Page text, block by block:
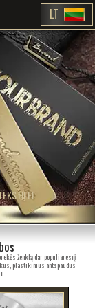
LT
ženklą dar populiaresnį
plastikinius antspaudus